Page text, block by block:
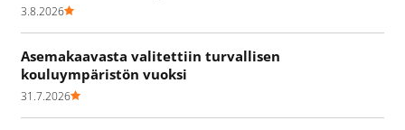
3.8.2026
Asemakaavasta valitettiin turvallisen
kouluympäristön vuoksi
31.7.2026